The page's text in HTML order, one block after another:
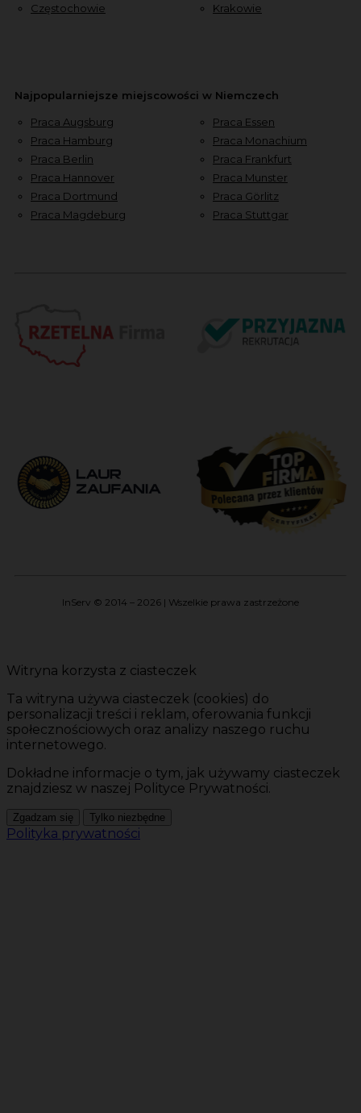
Częstochowie
Krakowie
Najpopularniejsze miejscowości w Niemczech
Praca Augsburg
Praca Hamburg
Praca Berlin
Praca Hannover
Praca Dortmund
Praca Magdeburg
Praca Essen
Praca Monachium
Praca Frankfurt
Praca Munster
Praca Görlitz
Praca Stuttgar
InServ © 2014 – 2026 | Wszelkie prawa zastrzeżone
Witryna korzysta z ciasteczek
Ta witryna używa ciasteczek (cookies) do
personalizacji treści i reklam, oferowania funkcji
społecznościowych oraz analizy naszego ruchu
internetowego.
Dokładne informacje o tym, jak używamy ciasteczek
znajdziesz w naszej Polityce Prywatności.
Zgadzam się Tylko niezbędne
Polityka prywatności